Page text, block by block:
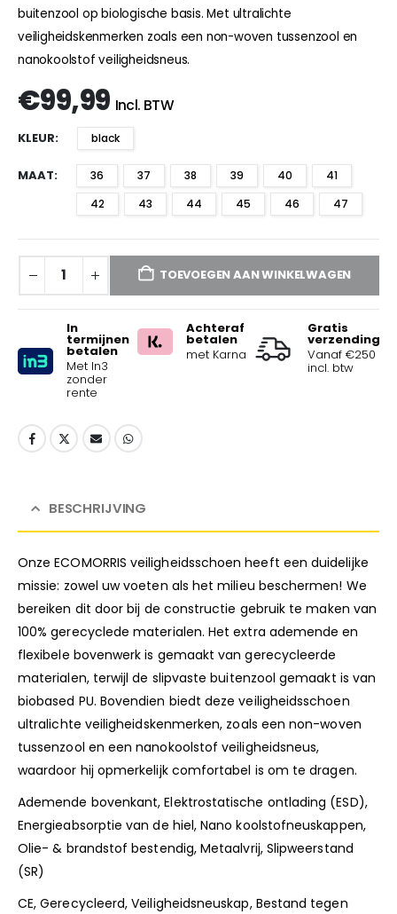
buitenzool op biologische basis. Met ultralichte
veiligheidskenmerken zoals een non-woven tussenzool en
nanokoolstof veiligheidsneus.
€99,99 Incl. BTW
KLEUR black
MAAT 36 37 38 39 40
41
42
43 44 45 46 47
TOEVOEGEN AAN WINKELWAGEN
In
termijnen
betalen
Met In3
zonder
rente
Achteraf
betalen
met Karna
Gratis
verzending
Vanaf €250
incl. btw
BESCHRIJVING
Onze ECOMORRIS veiligheidsschoen heeft een duidelijke
missie: zowel uw voeten als het milieu beschermen! We
bereiken dit door bij de constructie gebruik te maken van
100% gerecyclede materialen. Het extra ademende en
flexibele bovenwerk is gemaakt van gerecycleerde
materialen, terwijl de slipvaste buitenzool gemaakt is van
biobased PU. Bovendien biedt deze veiligheidsschoen
ultralichte veiligheidskenmerken, zoals een non-woven
tussenzool en een nanokoolstof veiligheidsneus,
waardoor hij opmerkelijk comfortabel is om te dragen.
Ademende bovenkant, Elektrostatische ontlading (ESD),
Energieabsorptie van de hiel, Nano koolstofneuskappen,
Olie- & brandstof bestendig, Metaalvrij, Slipweerstand
(SR)
CE, Gerecycleerd, Veiligheidsneuskap, Bestand tegen